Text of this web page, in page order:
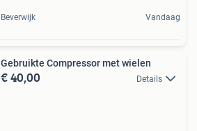
Beverwijk Vandaag
Gebruikte Compressor met wielen
€ 40,00 Details